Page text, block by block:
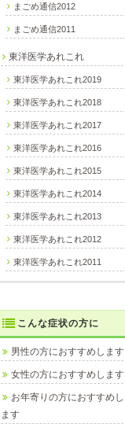
まごめ通信2012
まごめ通信2011
東洋医学あれこれ
東洋医学あれこれ2019
東洋医学あれこれ2018
東洋医学あれこれ2017
東洋医学あれこれ2016
東洋医学あれこれ2015
東洋医学あれこれ2014
東洋医学あれこれ2013
東洋医学あれこれ2012
東洋医学あれこれ2011
こんな症状の方に
男性の方におすすめします
女性の方におすすめします
お年寄りの方におすすめし
ます